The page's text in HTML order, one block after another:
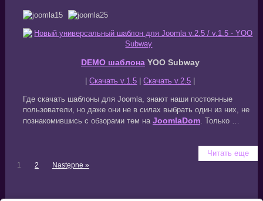
DEMO шаблонаYOO Subway
|Скачать v.1.5 |Скачать v.2.5
Где скачать шаблоны для Joomla, знают наши постоянные
пользователи, но даже они не в силах выбрать один из них, не
познакомившись с обзорами тем на JoomlaDom. Только …
Читать еще
1 2 Następne »